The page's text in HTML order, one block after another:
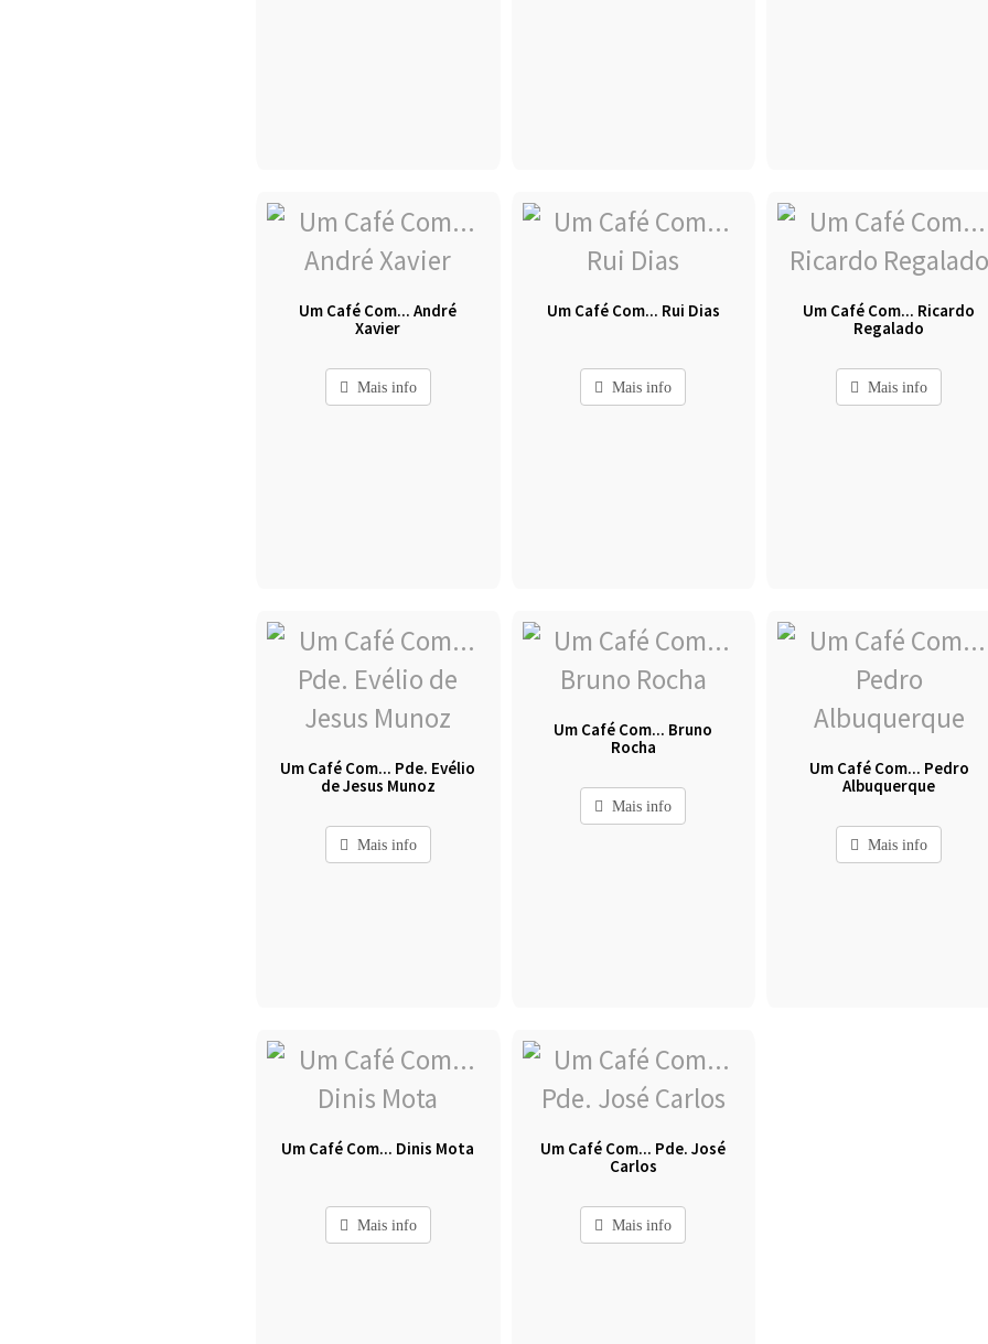
Um Café Com... André
Xavier
Mais info
Um Café Com... Rui Dias
Mais info
Um Café Com... Ricardo
Regalado
Mais info
Um Café Com... Pde. Evélio
de Jesus Munoz
Mais info
Um Café Com... Bruno
Rocha
Mais info
Um Café Com... Pedro
Albuquerque
Mais info
Um Café Com... Dinis Mota
Mais info
Um Café Com... Pde. José
Carlos
Mais info